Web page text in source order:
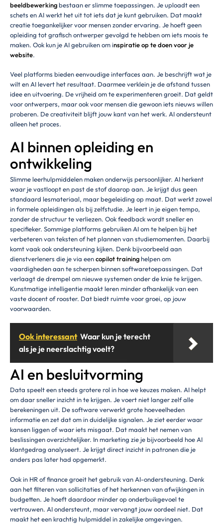
beeldbewerkingbestaan er slimme toepassingen. Je uploadt een
schets en AI werkt het uit tot iets dat je kunt gebruiken. Dat maakt
creatie toegankelijker voor mensen zonder ervaring. Je hoeft geen
opleiding tot grafisch ontwerper gevolgd te hebben om iets moois te
maken. Ook kun je AI gebruiken om inspiratie op te doen voor je
website.
Veel platforms bieden eenvoudige interfaces aan. Je beschrijft wat je
wilt en AI levert het resultaat. Daarmee verklein je de afstand tussen
idee en uitvoering. De vrijheid om te experimenteren groeit. Dat geldt
voor ontwerpers, maar ook voor mensen die gewoon iets nieuws willen
proberen. De creativiteit blijft jouw kant van het werk. AI ondersteunt
alleen het proces.
AI binnen opleiding en
ontwikkeling
Slimme leerhulpmiddelen maken onderwijs persoonlijker. AI herkent
waar je vastloopt en past de stof daarop aan. Je krijgt dus geen
standaard lesmateriaal, maar begeleiding op maat. Dat werkt zowel
in formele opleidingen als bij zelfstudie. Je leert in je eigen tempo,
zonder de structuur te verliezen. Ook feedback wordt sneller en
specifieker. Sommige platforms gebruiken AI om te helpen bij het
verbeteren van teksten of het plannen van studiemomenten. Daarbij
komt vaak ook ondersteuning kijken. Denk bijvoorbeeld aan
dienstverleners die je via eencopilot traininghelpen om
vaardigheden aan te scherpen binnen softwaretoepassingen. Dat
verlaagt de drempel om nieuwe systemen onder de knie te krijgen.
Kunstmatige intelligentie maakt leren minder afhankelijk van een
vaste docent of rooster. Dat biedt ruimte voor groei, op jouw
voorwaarden.
Ook interessant Waar kun je terecht
als je je neerslachtig voelt?
AI en besluitvorming
Data speelt een steeds grotere rol in hoe we keuzes maken. AI helpt
om daar sneller inzicht in te krijgen. Je voert niet langer zelf alle
berekeningen uit. De software verwerkt grote hoeveelheden
informatie en zet dat om in duidelijke signalen. Je ziet eerder waar
kansen liggen of waar iets misgaat. Dat maakt het nemen van
beslissingen overzichtelijker. In marketing zie je bijvoorbeeld hoe AI
klantgedrag analyseert. Je krijgt direct inzicht in patronen die je
anders pas later had opgemerkt.
Ook in HR of finance groeit het gebruik van AI-ondersteuning. Denk
aan het filteren van sollicitaties of het herkennen van afwijkingen in
budgetten. Je hoeft daardoor minder op onderbuikgevoel te
vertrouwen. AI ondersteunt, maar vervangt jouw oordeel niet. Dat
maakt het een krachtig hulpmiddel in zakelijke omgevingen.